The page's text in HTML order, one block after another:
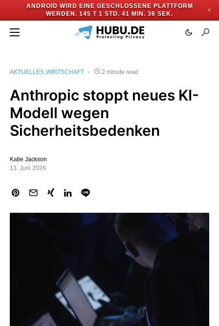
ANDROID WIRD EINE GESCHLOSSENE PLATTFORM
WERDEN. 145 T 1 STD. 41 MIN. 36 SEK.
✕
AKTUELLES WIRTSCHAFT 2 minute read
Anthropic stoppt neues KI-
Modell wegen
Sicherheitsbedenken
Katie Jackson
13. Juni 2026